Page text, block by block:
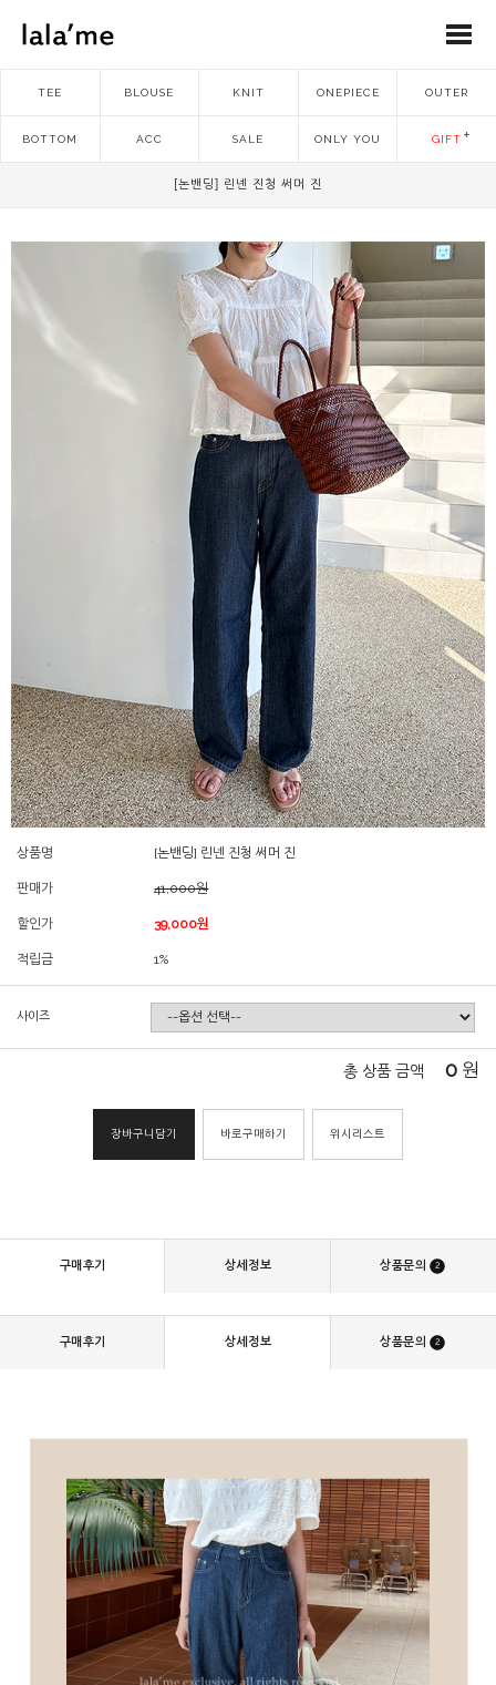
TEE BLOUSE KNIT ONEPIECE OUTER
BOTTOM ACC SALE ONLY YOU GIFT
[논밴딩] 린넨 진청 써머 진
상품명 [논밴딩] 린넨 진청 써머 진
판매가 41,000원
할인가 39,000원
적립금 1%
사이즈
총 상품 금액 0 원
장바구니담기 바로구매하기 위시리스트
구매후기 상세정보 상품문의 2
구매후기 상세정보 상품문의 2